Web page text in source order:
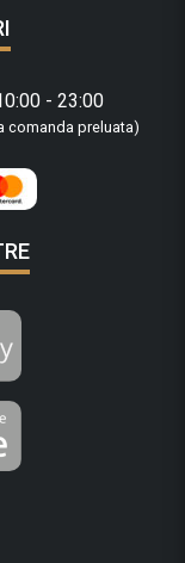
- 23:00
comanda preluata)